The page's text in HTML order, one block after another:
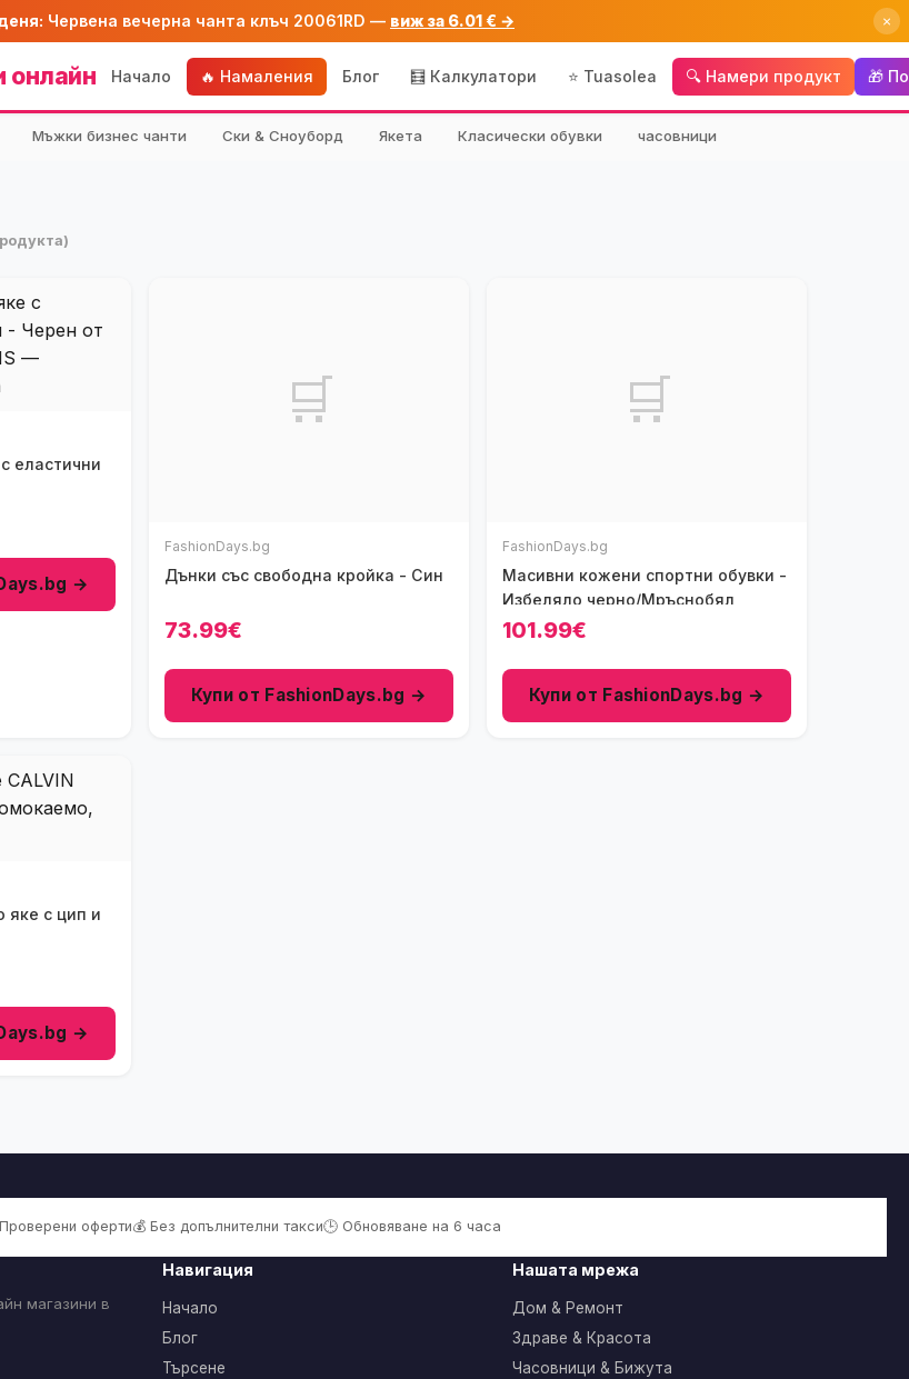
Червена вечерна чанта клъч 20061RD — виж за 6.01 € → ×
онлайн Начало 🔥 Намаления Блог 🧮 Калкулатори ⭐ Tuasolea 🔍 Намери продукт 🎁
Мъжки бизнес чанти Ски & Сноуборд Якета Класически обувки часовници
еластични
→
🛒
FashionDays.bg
Дънки със свободна кройка - Син
73.99€
Купи от FashionDays.bg →
🛒
FashionDays.bg
Масивни кожени спортни обувки -
Избеляло черно/Мръснобял
101.99€
Купи от FashionDays.bg →
яке с цип и
→
оферти💰 Без допълнителни такси🕒 Обновяване на 6 часа
магазини в
Навигация
Начало
Блог
Търсене
Нашата мрежа
Дом & Ремонт
Здраве & Красота
Часовници & Бижута